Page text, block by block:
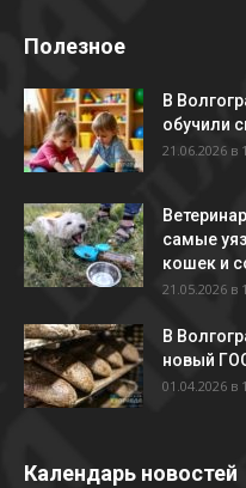
Полезное
В
обучили
21.06.2026 в
самые
кошек и
21.05.2026 в
В
новый
01.04.2026 в
Календарь новостей